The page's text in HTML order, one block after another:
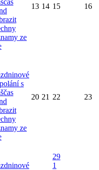
ze
13 14 15 16
s
ze
20 21 22 23
29
1